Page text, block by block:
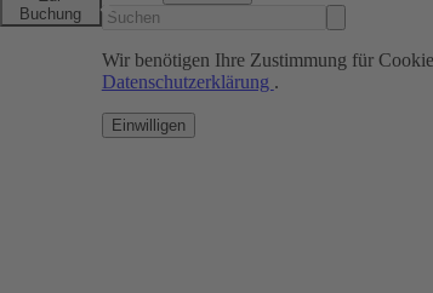
Buchung
Wir benötigen Ihre Zustimmung für
Datenschutzerklärung .
Einwilligen